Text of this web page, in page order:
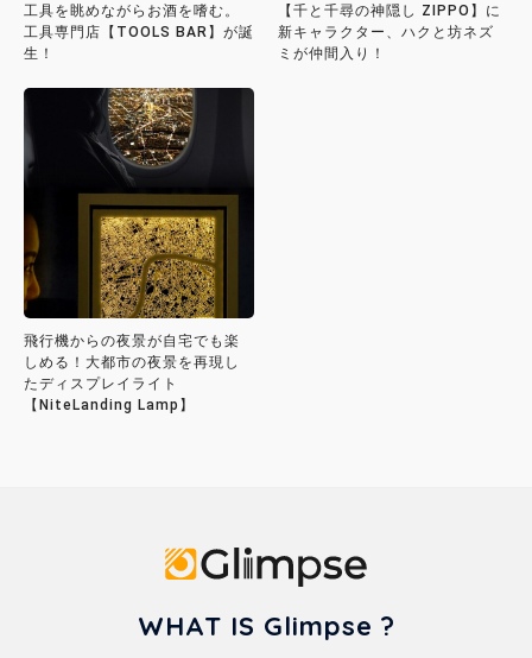
工具を眺めながらお酒を嗜む。
工具専門店【TOOLS BAR】が誕
生！
【千と千尋の神隠し ZIPPO】に
新キャラクター、ハクと坊ネズ
ミが仲間入り！
飛行機からの夜景が自宅でも楽
しめる！大都市の夜景を再現し
たディスプレイライト
【NiteLanding Lamp】
WHAT IS Glimpse ?